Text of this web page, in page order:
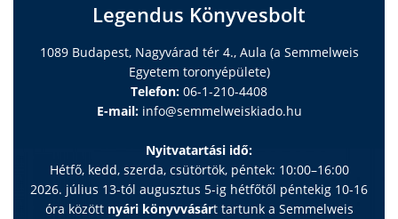
Legendus Könyvesbolt
1089 Budapest, Nagyvárad tér 4., Aula (a Semmelweis
Egyetem toronyépülete)
Telefon: 06-1-210-4408
E-mail: info@semmelweiskiado.hu
Nyitvatartási idő:
Hétfő, kedd, szerda, csütörtök, péntek: 10:00–16:00
2026. július 13-tól augusztus 5-ig hétfőtől péntekig 10-16
óra között nyári könyvvásárt tartunk a Semmelweis